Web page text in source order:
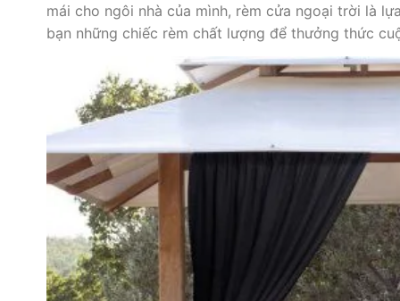
mái cho ngôi nhà của mình, rèm cửa ngoại trời là
bạn những chiếc rèm chất lượng để thưởng thức